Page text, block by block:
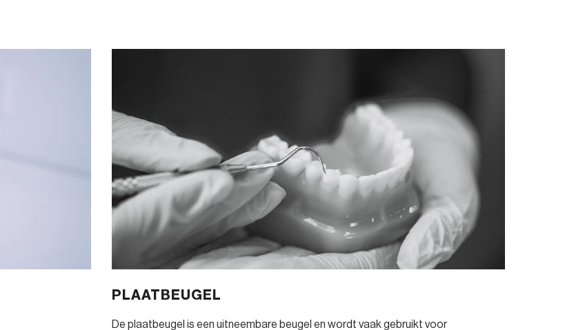
PLAATBEUGEL
De plaatbeugel is een uitneembare beugel en wordt vaak gebruikt voor